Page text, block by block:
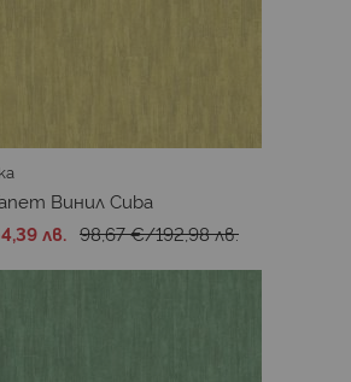
Винил Cuba
лв. 98,67 €/192,98 лв.